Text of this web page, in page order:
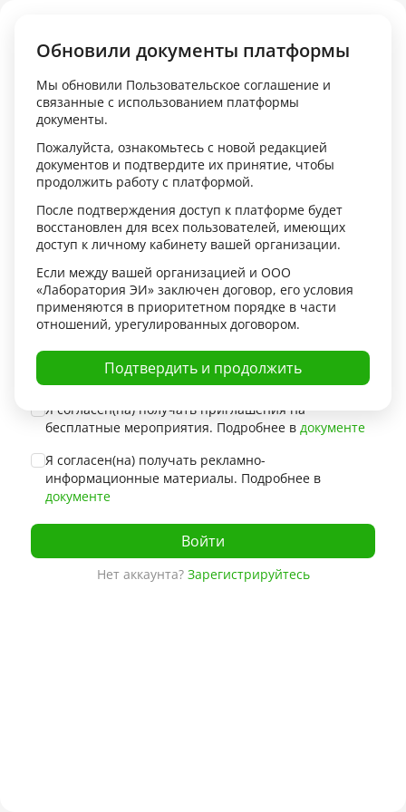
Запомнить меня
Я ознакомлен(а) и принимаю Пользовательское
соглашение,Политику обработки персональных
, а также даю
персональных данных
Я согласен(на) получать приглашения на
бесплатные мероприятия. Подробнее в документе
Я согласен(на) получать рекламно-
информационные материалы. Подробнее в
документе
Войти
Нет аккаунта? Зарегистрируйтесь
Обновили документы платформы
Мы обновили Пользовательское соглашение и
связанные с использованием платформы
документы.
Пожалуйста, ознакомьтесь с новой редакцией
документов и подтвердите их принятие, чтобы
продолжить работу с платформой.
После подтверждения доступ к платформе будет
восстановлен для всех пользователей, имеющих
доступ к личному кабинету вашей организации.
Если между вашей организацией и ООО
«Лаборатория ЭИ» заключен договор, его условия
применяются в приоритетном порядке в части
отношений, урегулированных договором.
Подтвердить и продолжить